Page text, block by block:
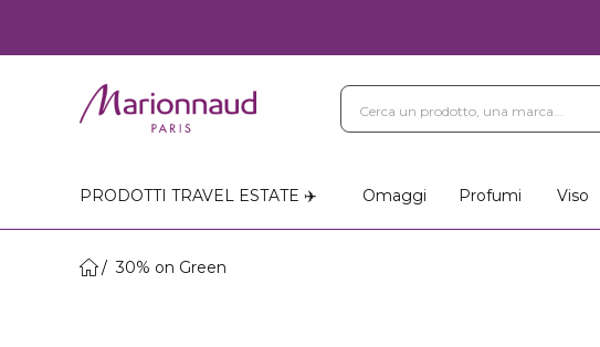
PRODOTTI TRAVEL ESTATE ✈️ Omaggi Profumi Viso
30% on Green